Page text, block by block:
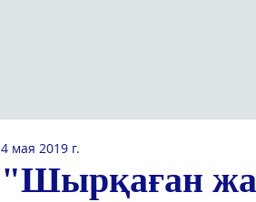
"Шырқаған
4 мая 2019 г.